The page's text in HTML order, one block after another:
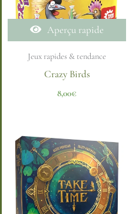
Aperçu rapide
Jeux rapides & tendance
Crazy Birds
8,00€